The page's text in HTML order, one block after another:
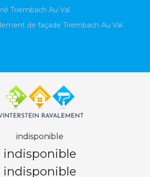
Triembach Au Val
de façade Triembach Au Val
indisponible
indisponible
indisponible